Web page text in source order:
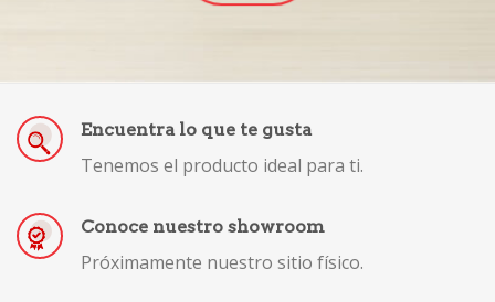
Encuentra lo que te gusta
Tenemos el producto ideal para ti.
Conoce nuestro showroom
Próximamente nuestro sitio físico.